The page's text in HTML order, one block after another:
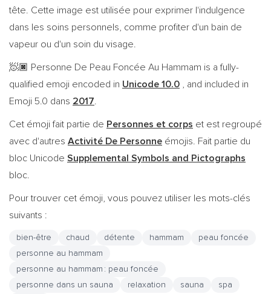
tête. Cette image est utilisée pour exprimer l'indulgence
dans les soins personnels, comme profiter d'un bain de
vapeur ou d'un soin du visage.
🧖🏿 Personne De Peau Foncée Au Hammam is a fully-
qualified emoji encoded in Unicode 10.0 , and included in
Emoji 5.0 dans 2017.
Cet émoji fait partie de Personnes et corps et est regroupé
avec d'autres Activité De Personne émojis. Fait partie du
bloc Unicode Supplemental Symbols and Pictographs
bloc.
Pour trouver cet émoji, vous pouvez utiliser les mots-clés
suivants :
bien-être chaud détente hammam
peau foncée
personne au hammam
personne au hammam : peau foncée
personne dans un sauna
relaxation sauna
spa